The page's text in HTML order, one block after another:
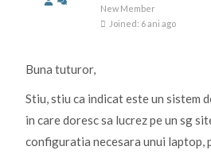
New Member
Joined: 6 ani ago
Buna tuturor,
Stiu, stiu ca indicat este un sistem
in care doresc sa lucrez pe un sg
configuratia necesara unui laptop,